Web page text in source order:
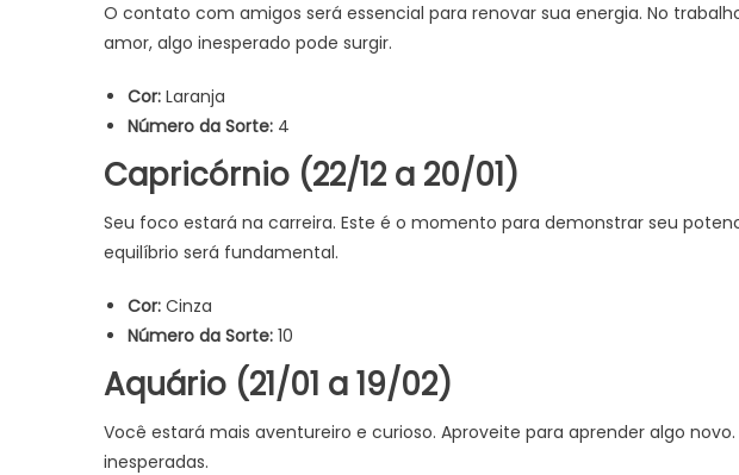
O contato com amigos será essencial para renovar sua energia. No
amor, algo inesperado pode surgir.
Cor: Laranja
Número da Sorte: 4
Capricórnio (22/12 a 20/01)
Seu foco estará na carreira. Este é o momento para demonstrar seu
equilíbrio será fundamental.
Cor: Cinza
Número da Sorte: 10
Aquário (21/01 a 19/02)
Você estará mais aventureiro e curioso. Aproveite para aprender algo
inesperadas.